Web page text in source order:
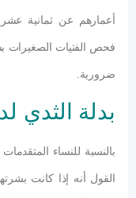
أعمارهم عن ثمانية
فحص الفتيات الصغيرات
ضرورية.
بدلة الثدي
بالنسبة للنساء
القول أنه إذا كانت